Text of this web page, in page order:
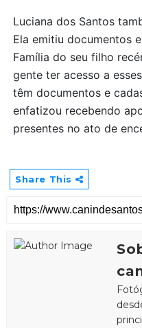
Luciana dos Santos
Ela emitiu documentos
Família do seu filho
gente ter acesso a
têm documentos e
enfatizou recebendo
presentes no ato de
Share This